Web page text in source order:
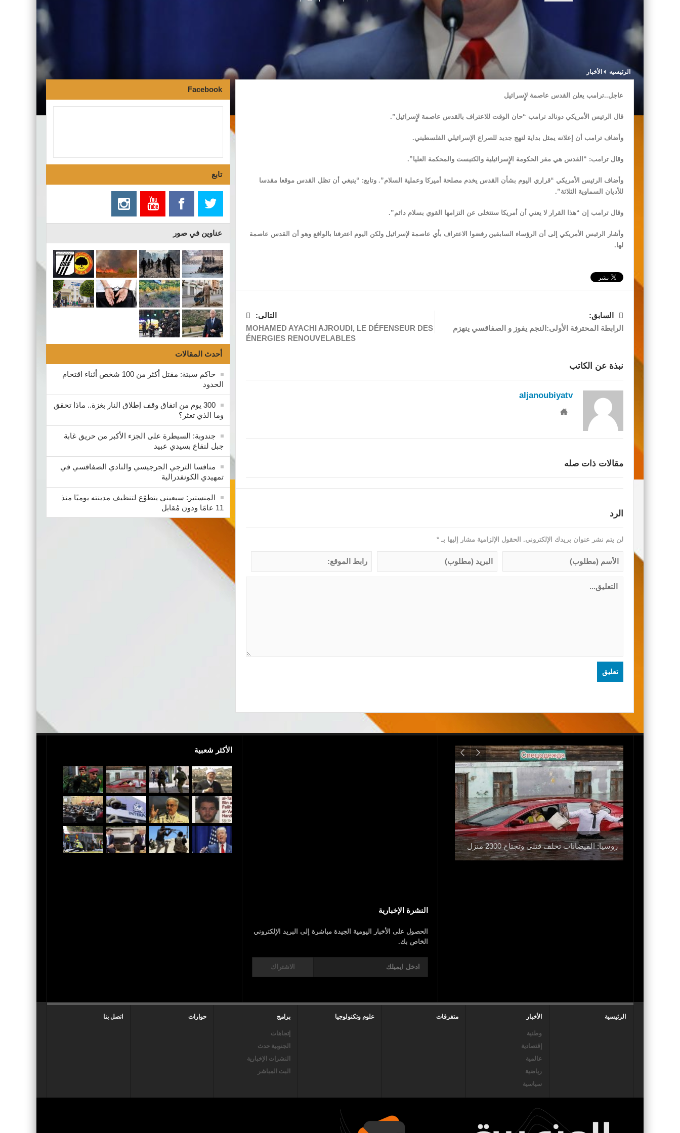
الرئيسيه الأخبار
عاجل..ترامب يعلن القدس عاصمة لإٍسرائيل
قال الرئيس الأمريكي دونالد ترامب “حان الوقت للاعتراف بالقدس عاصمة لإٍسرائيل”.
وأضاف ترامب أن إعلانه يمثل بداية لنهج جديد للصراع الإسرائيلي الفلسطيني.
وقال ترامب: “القدس هي مقر الحكومة الإٍسرائيلية والكنيست والمحكمة العليا”.
وأضاف الرئيس الأمريكي “قراري اليوم بشأن القدس يخدم مصلحة أميركا وعملية السلام”. وتابع: “ينبغي أن تظل القدس موقعا مقدسا
للأديان السماوية الثلاثة”.
وقال ترامب إن “هذا القرار لا يعني أن أمريكا ستتخلى عن التزامها القوي بسلام دائم”.
وأشار الرئيس الأمريكي إلى أن الرؤساء السابقين رفضوا الاعتراف بأي عاصمة لإسرائيل ولكن اليوم اعترفنا بالواقع وهو أن القدس عاصمة
لها.
السابق:
الرابطة المحترفة الأولى:النجم يفوز و الصفاقسي ينهزم
التالى:
MOHAMED AYACHI AJROUDI, LE DÉFENSEUR DES
ÉNERGIES RENOUVELABLES
نبذة عن الكاتب
aljanoubiyatv
مقالات ذات صله
الرد
لن يتم نشر عنوان بريدك الإلكتروني. الحقول الإلزامية مشار إليها بـ *
Facebook
تابع
عناوين في صور
أحدث المقالات
حاكم سبتة: مقتل أكثر من 100 شخص أثناء اقتحام
الحدود
300 يوم من اتفاق وقف إطلاق النار بغزة.. ماذا تحقق
وما الذي تعثر؟
جندوبة: السيطرة على الجزء الأكبر من حريق غابة
جبل لنقاع بسيدي عبيد
منافسا الترجي الجرجيسي والنادي الصفاقسي في
تمهيدي الكونفدرالية
المنستير: سبعيني يتطوّع لتنظيف مدينته يوميًا منذ
11 عامًا ودون مُقابل
روسيا: الفيضانات تخلف قتلى وتجتاح 2300 منزل
بالفيديو.. مجزرة إسرائيلية.. 40 شهيدا فلسطينيا
عاجل..ترامب يعلن القدس عاصمة
النشرة الإخبارية
الحصول على الأخبار اليومية الجيدة مباشرة إلى البريد الإلكتروني
الخاص بك.
الاشتراك
الأكثر شعبية
الرئيسية الأخبار
وطنية
إقتصادية
عالمية
رياضية
سياسية
متفرقات علوم وتكنولوجيا برامج
إتجاهات
الجنوبية حدث
النشرات الإخبارية
البث المباشر
حوارات اتصل بنا